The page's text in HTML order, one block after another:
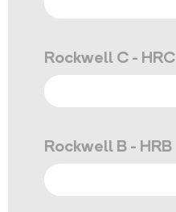
Rockwell C - HRC
Rockwell B - HRB